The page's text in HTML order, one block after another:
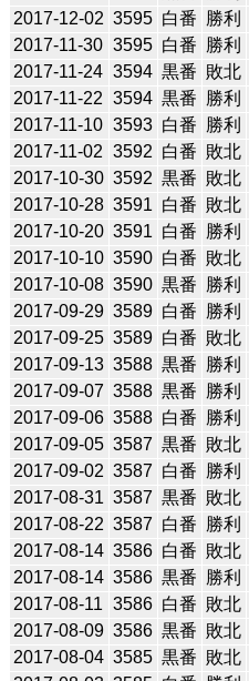
2017-12-02 3595 白番 勝利
2017-11-30 3595 白番 勝利
2017-11-24 3594 黒番 敗北
2017-11-22 3594 黒番 勝利
2017-11-10 3593 白番 勝利
2017-11-02 3592 白番 敗北
2017-10-30 3592 黒番 敗北
2017-10-28 3591 白番 敗北
2017-10-20 3591 白番 勝利
2017-10-10 3590 白番 敗北
2017-10-08 3590 黒番 勝利
2017-09-29 3589 白番 勝利
2017-09-25 3589 白番 敗北
2017-09-13 3588 黒番 勝利
2017-09-07 3588 黒番 勝利
2017-09-06 3588 白番 勝利
2017-09-05 3587 黒番 敗北
2017-09-02 3587 白番 勝利
2017-08-31 3587 黒番 敗北
2017-08-22 3587 白番 勝利
2017-08-14 3586 白番 敗北
2017-08-14 3586 黒番 勝利
2017-08-11 3586 白番 敗北
2017-08-09 3586 黒番 敗北
2017-08-04 3585 黒番 敗北